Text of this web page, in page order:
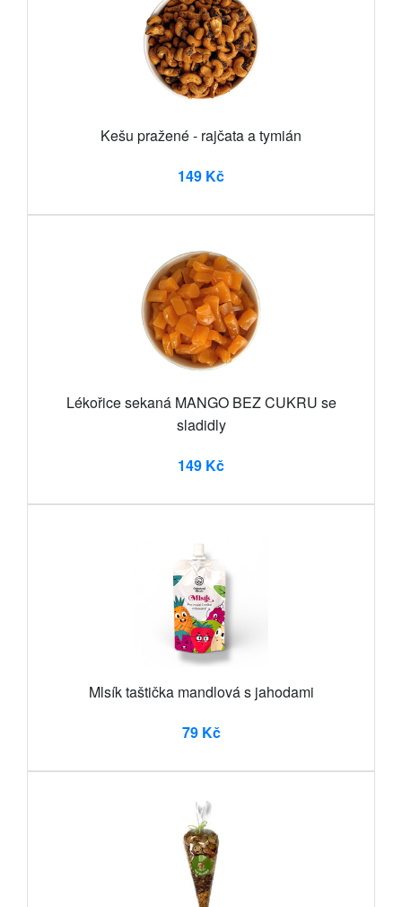
Kešu pražené - rajčata a tymián
149 Kč
Lékořice sekaná MANGO BEZ CUKRU se
sladidly
149 Kč
Mlsík taštička mandlová s jahodami
79 Kč